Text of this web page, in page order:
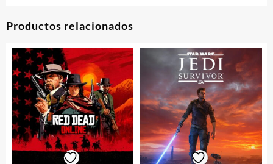
Productos relacionados